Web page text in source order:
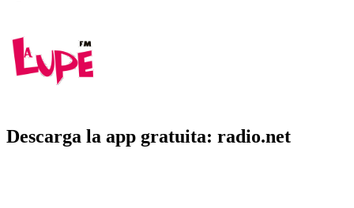
Descarga la app gratuita: radio.net